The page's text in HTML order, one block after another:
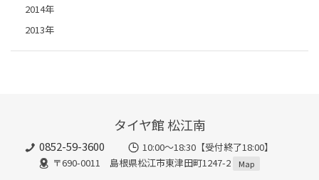
2014年
2013年
タイヤ館 松江南
0852-59-3600
10:00～18:30【受付終了18:00】
〒690-0011 島根県松江市東津田町1247-2
Map